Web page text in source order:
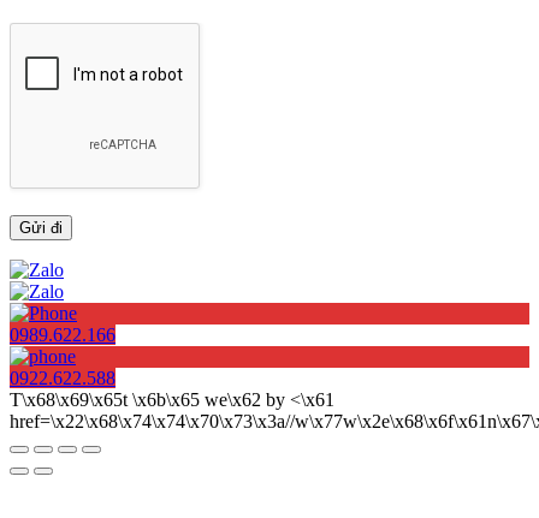
0989.622.166
0922.622.588
T\x68\x69\x65t \x6b\x65 we\x62 by <\x61
href=\x22\x68\x74\x74\x70\x73\x3a//